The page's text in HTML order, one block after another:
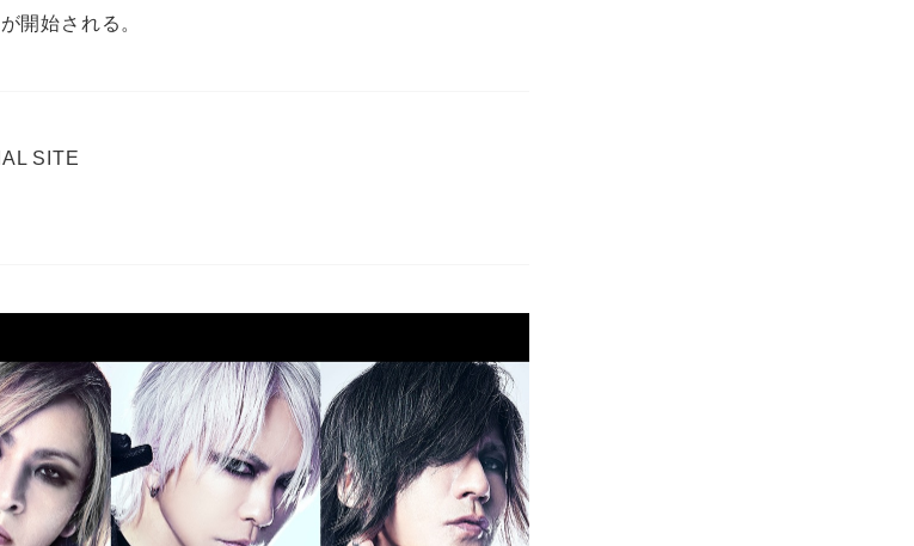
開始される。
SITE